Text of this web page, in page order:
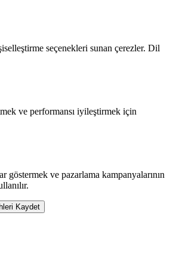
seçenekleri sunan çerezler. Dil
ve performansı iyileştirmek için
göstermek ve pazarlama kampanyalarının
Kaydet